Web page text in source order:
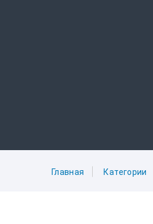
Главная Категории